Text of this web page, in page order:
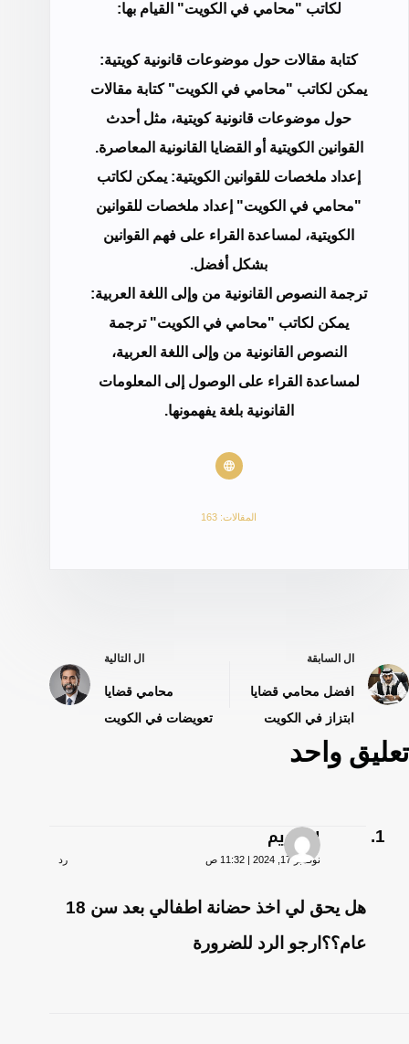
لكاتب "محامي في الكويت" القيام بها:
كتابة مقالات حول موضوعات قانونية كويتية:
يمكن لكاتب "محامي في الكويت" كتابة مقالات
حول موضوعات قانونية كويتية، مثل أحدث
القوانين الكويتية أو القضايا القانونية المعاصرة.
إعداد ملخصات للقوانين الكويتية: يمكن لكاتب
"محامي في الكويت" إعداد ملخصات للقوانين
الكويتية، لمساعدة القراء على فهم القوانين
بشكل أفضل.
ترجمة النصوص القانونية من وإلى اللغة العربية:
يمكن لكاتب "محامي في الكويت" ترجمة
النصوص القانونية من وإلى اللغة العربية،
لمساعدة القراء على الوصول إلى المعلومات
القانونية بلغة يفهمونها.
المقالات: 163
ال السابقة
افضل محامي قضايا
ابتزاز في الكويت
ال التالية
محامي قضايا
تعويضات في الكويت
تعليق واحد
ام كريم
نوفمبر 17, 2024 | 11:32 ص رد
هل يحق لي اخذ حضانة اطفالي بعد سن 18
عام؟؟ارجو الرد للضرورة